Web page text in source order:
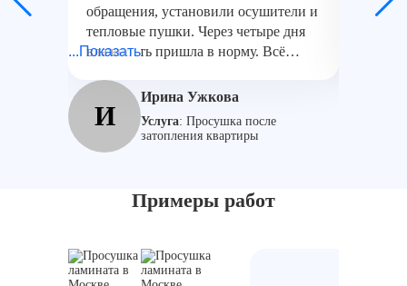
обращения, установили осушители и
тепловые пушки. Через четыре дня
влажность пришла в норму. Всё
...Показать
И
Ирина Ужкова
Услуга: Просушка после
затопления квартиры
Примеры работ